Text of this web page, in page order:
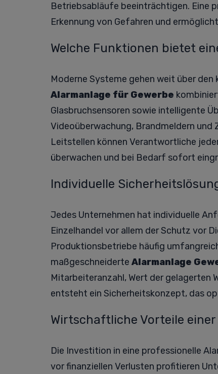
Betriebsabläufe beeinträchtigen. Eine
Erkennung von Gefahren und
Welche Funktionen bietet
Moderne Systeme gehen weit über
Alarmanlage für Gewerbe
Glasbruchsensoren sowie intelligente
Videoüberwachung, Brandmeldern
Leitstellen können Verantwortliche
überwachen und bei Bedarf sofort
Individuelle
Jedes Unternehmen hat individuelle
Einzelhandel vor allem der Schutz vor
Produktionsbetriebe häufig
maßgeschneiderte Alarmanlage
Mitarbeiteranzahl, Wert der gelagerten
entsteht ein Sicherheitskonzept, das
Wirtschaftliche Vorteile
Die Investition in eine professionelle
vor finanziellen Verlusten profitieren